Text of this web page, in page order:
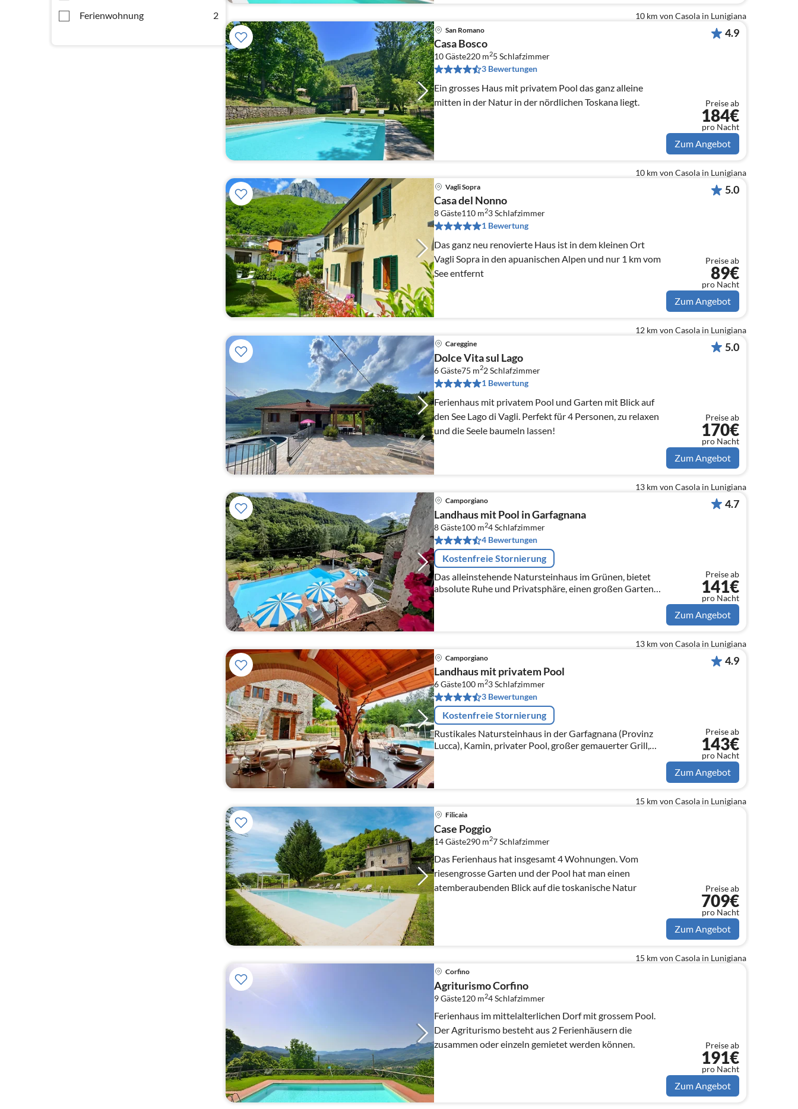
Ferienwohnung
2 10 km von Casola in Lunigiana
San Romano
Casa Bosco
10 Gäste220 m25 Schlafzimmer
3 Bewertungen
Ein grosses Haus mit privatem Pool das ganz alleine
mitten in der Natur in der nördlichen Toskana liegt.
4.9
Preise ab
184€
pro Nacht
Zum Angebot
10 km von Casola in Lunigiana
Vagli Sopra
Casa del Nonno
8 Gäste110 m23Schlafzimmer
1 Bewertung
Das ganz neu renovierte Haus ist in dem kleinen Ort
Vagli Sopra in den apuanischen Alpen und nur 1 km vom
See entfernt
5.0
Preise ab
89€
pro Nacht
Zum Angebot
12 km von Casola in Lunigiana
Careggine
Dolce Vita sul Lago
6 Gäste75 m22Schlafzimmer
1 Bewertung
Ferienhaus mit privatem Pool und Garten mit Blick auf
den See Lago di Vagli. Perfekt für 4 Personen, zu relaxen
und die Seele baumeln lassen!
5.0
Preise ab
170€
pro Nacht
Zum Angebot
13 km von Casola in Lunigiana
Camporgiano
Landhaus mit Pool in Garfagnana
8 Gäste100 m24Schlafzimmer
4 Bewertungen
Kostenfreie Stornierung
Das alleinstehende Natursteinhaus im Grünen, bietet
absolute Ruhe und Privatsphäre, einen großen Garten
mit Pool und Schaukel, Außenküche, Grill sowie einen
Pizzaofen, Sat-TV, WLAN
4.7
Preise ab
141€
pro Nacht
Zum Angebot
13 km von Casola in Lunigiana
Camporgiano
Landhaus mit privatem Pool
6 Gäste100 m23Schlafzimmer
3 Bewertungen
Kostenfreie Stornierung
Rustikales Natursteinhaus in der Garfagnana (Provinz
Lucca), Kamin, privater Pool, großer gemauerter Grill,
Pizzaofen, Schaukel, WIFI, Sat-TV, DVD-Spieler,
4.9
Preise ab
143€
pro Nacht
Zum Angebot
15 km von Casola in Lunigiana
Filicaia
Case Poggio
14 Gäste290 m27Schlafzimmer
Das Ferienhaus hat insgesamt 4 Wohnungen. Vom
riesengrosse Garten und der Pool hat man einen
atemberaubenden Blick auf die toskanische Natur
Preise ab
709€
pro Nacht
Zum Angebot
15 km von Casola in Lunigiana
Corfino
Agriturismo Corfino
9 Gäste120 m24Schlafzimmer
Ferienhaus im mittelalterlichen Dorf mit grossem Pool.
Der Agriturismo besteht aus 2 Ferienhäusern die
zusammen oder einzeln gemietet werden können.
Preise ab
191€
pro Nacht
Zum Angebot